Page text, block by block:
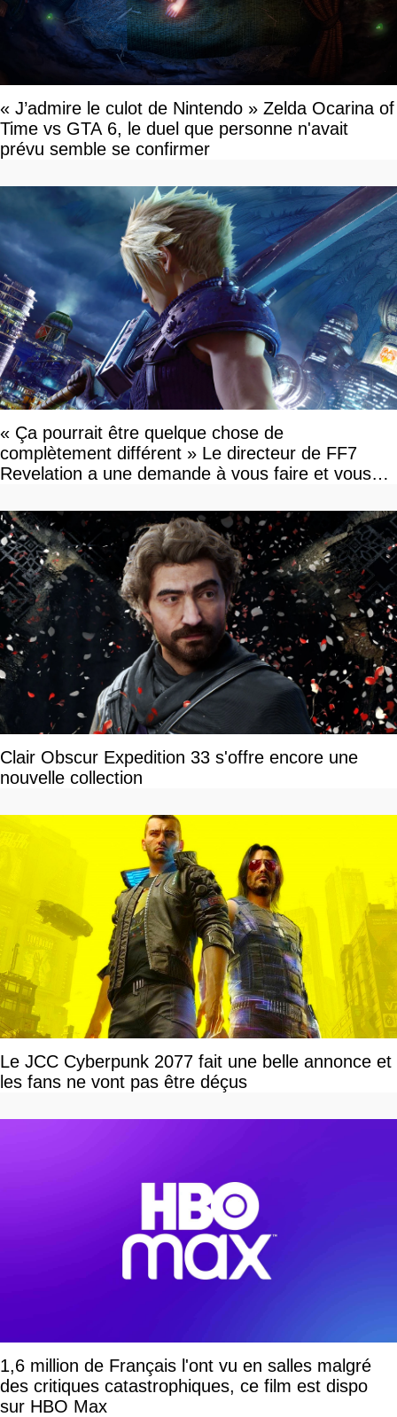
« J’admire le culot de Nintendo » Zelda Ocarina of
Time vs GTA 6, le duel que personne n'avait
prévu semble se confirmer
« Ça pourrait être quelque chose de
complètement différent » Le directeur de FF7
Revelation a une demande à vous faire et vous
Clair Obscur Expedition 33 s'offre encore une
nouvelle collection
Le JCC Cyberpunk 2077 fait une belle annonce et
les fans ne vont pas être déçus
1,6 million de Français l'ont vu en salles malgré
des critiques catastrophiques, ce film est dispo
sur HBO Max